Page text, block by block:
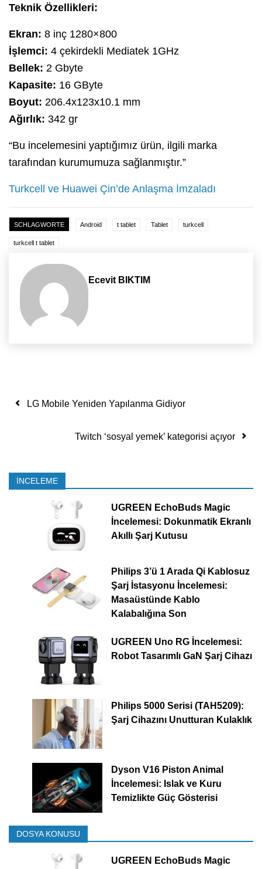
Teknik Özellikleri:
Ekran: 8 inç 1280×800
İşlemci: 4 çekirdekli Mediatek 1GHz
Bellek: 2 Gbyte
Kapasite: 16 GByte
Boyut: 206.4x123x10.1 mm
Ağırlık: 342 gr
“Bu incelemesini yaptığımız ürün, ilgili marka
tarafından kurumumuza sağlanmıştır.”
Turkcell ve Huawei Çin’de Anlaşma İmzaladı
SCHLAGWORTE Android t tablet Tablet turkcell
turkcell t tablet
Ecevit BIKTIM
Yazı dolaşımı
LG Mobile Yeniden Yapılanma Gidiyor
Twitch ‘sosyal yemek’ kategorisi açıyor
İNCELEME
UGREEN EchoBuds Magic
İncelemesi: Dokunmatik Ekranlı
Akıllı Şarj Kutusu
Philips 3’ü 1 Arada Qi Kablosuz
Şarj İstasyonu İncelemesi:
Masaüstünde Kablo
Kalabalığına Son
UGREEN Uno RG İncelemesi:
Robot Tasarımlı GaN Şarj Cihazı
Philips 5000 Serisi (TAH5209):
Şarj Cihazını Unutturan Kulaklık
Dyson V16 Piston Animal
İncelemesi: Islak ve Kuru
Temizlikte Güç Gösterisi
DOSYA KONUSU
UGREEN EchoBuds Magic